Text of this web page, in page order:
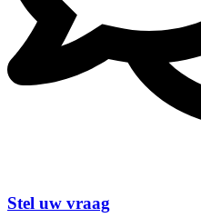
Stel uw vraag